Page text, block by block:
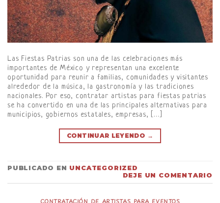
Las Fiestas Patrias son una de las celebraciones más
importantes de México y representan una excelente
oportunidad para reunir a familias, comunidades y visitantes
alrededor de la música, la gastronomía y las tradiciones
nacionales. Por eso, contratar artistas para fiestas patrias
se ha convertido en una de las principales alternativas para
municipios, gobiernos estatales, empresas, […]
CONTINUAR LEYENDO →
PUBLICADO EN UNCATEGORIZED
DEJE UN COMENTARIO
CONTRATACIÓN DE ARTISTAS PARA EVENTOS